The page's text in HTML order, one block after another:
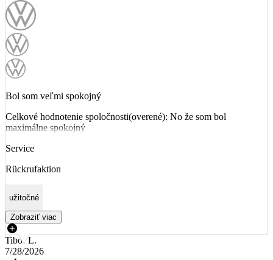
Bol som veľmi spokojný
Celkové hodnotenie spoločnosti(overené): No že som bol
maximálne spokojný
Service
Rückrufaktion
užitočné
Zobraziť viac
Tibor L.
7/28/2026